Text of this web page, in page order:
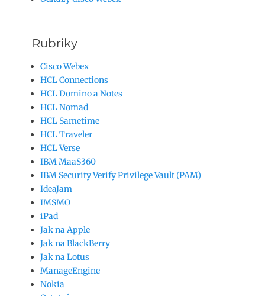
Rubriky
Cisco Webex
HCL Connections
HCL Domino a Notes
HCL Nomad
HCL Sametime
HCL Traveler
HCL Verse
IBM MaaS360
IBM Security Verify Privilege Vault (PAM)
IdeaJam
IMSMO
iPad
Jak na Apple
Jak na BlackBerry
Jak na Lotus
ManageEngine
Nokia